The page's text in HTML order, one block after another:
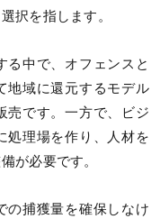
択を指します。
る中で、オフェンスと
地域に還元するモデル
売です。一方で、ビジ
処理場を作り、人材を
が必要です。
の捕獲量を確保しなけ